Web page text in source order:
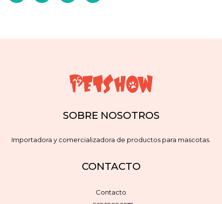
SOBRE NOSOTROS
Importadora y comercializadora de productos para mascotas.
CONTACTO
Contacto